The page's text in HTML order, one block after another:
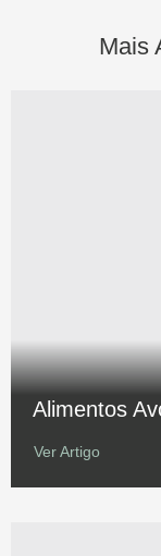
Mais
Alimentos
Ver Artigo